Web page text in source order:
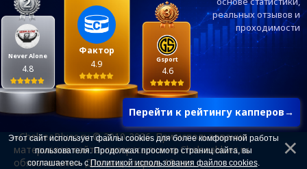
реальныхотзывов и
проходимости
Перейти к рейтингу капперов→
Фактор
4.9
Never Alone
4.8
Gsport
4.6
Ежевечерний дайджест главных новостей от
редакции ChelseaBlues.ru — подписывайтесь!
«ChelseaBlues.ru © 2010-2026. При использовании
материалов сайта, гиперссылка на Chelseablues.ru
обязательна». Для лиц старше 18 лет.
Этот сайт использует файлы cookies для более комфортной работы
пользователя. Продолжая просмотр страниц сайта, вы
соглашаетесь сПолитикой использования файлов cookies.